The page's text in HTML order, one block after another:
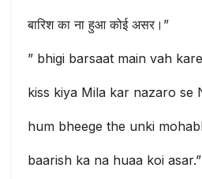
बारिश का ना हुआ कोई असर।”
” bhigi barsaat main vah
kiss kiya Mila kar nazaro se
hum bheege the unki
baarish ka na huaa koi asar.”